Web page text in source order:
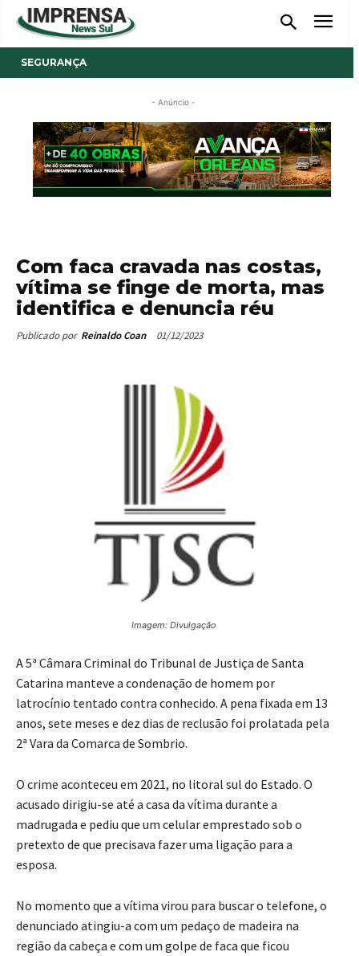
SEGURANÇA
- Anúncio -
Com faca cravada nas costas,
vítima se finge de morta, mas
identifica e denuncia réu
Publicado por Reinaldo Coan 01/12/2023
Imagem: Divulgação
A 5ª Câmara Criminal do Tribunal de Justiça de Santa
Catarina manteve a condenação de homem por
latrocínio tentado contra conhecido. A pena fixada em 13
anos, sete meses e dez dias de reclusão foi prolatada pela
2ª Vara da Comarca de Sombrio.
O crime aconteceu em 2021, no litoral sul do Estado. O
acusado dirigiu-se até a casa da vítima durante a
madrugada e pediu que um celular emprestado sob o
pretexto de que precisava fazer uma ligação para a
esposa.
No momento que a vítima virou para buscar o telefone, o
denunciado atingiu-a com um pedaço de madeira na
região da cabeça e com um golpe de faca que ficou